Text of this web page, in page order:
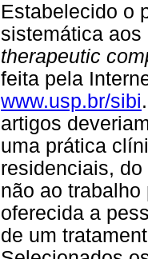
Estabelecido o
sistemática
therapeutic
feita pela
www.usp.br/sibi
artigos
uma prática
residenciais,
não ao
oferecida a
de um